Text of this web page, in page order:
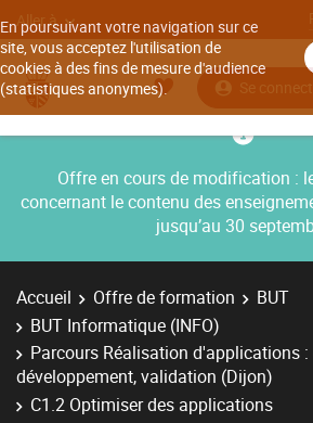
En poursuivant votre navigation sur ce
site, vous acceptez l'utilisation de
cookies à des fins de mesure d'audience
(statistiques anonymes).
Aller à
Se
Offre en cours de modification :
concernant le contenu des
jusqu’au 30
Accueil Offre de formation
BUT
BUT Informatique (INFO)
Parcours Réalisation d'applications
développement, validation (Dijon)
C1.2 Optimiser des applications